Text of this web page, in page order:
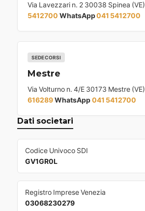
Via Lavezzari n. 2 30038 Spinea (VE)
5412700 WhatsApp041 5412700
SEDE CORSI
Mestre
Via Volturno n. 4/E 30173 Mestre (VE)
616289WhatsApp041 5412700
Dati societari
Codice Univoco SDI
GV1GR0L
Registro Imprese Venezia
03068230279